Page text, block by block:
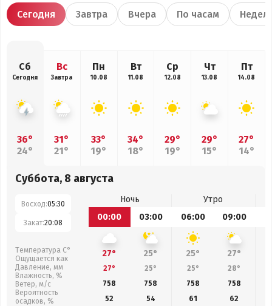
Сегодня Завтра Вчера По часам
Сб
Сегодня
36°
24°
Вс
Завтра
31°
21°
Пн
10.08
33°
19°
Вт
11.08
34°
18°
Ср
12.08
29°
19°
Чт
13.08
29°
15°
Пт
14.08
27°
14°
Суббота, 8 августа
Восход:05:30
Закат:20:08
Температура С°
Ощущается как
Давление, мм
Влажность, %
Ветер, м/с
Вероятность
осадков, %
Ночь
Утро
00:00
03:00 06:00 09:00
27° 25° 25° 27°
27° 25° 25° 28°
758
758 758 758
52
54 61 62